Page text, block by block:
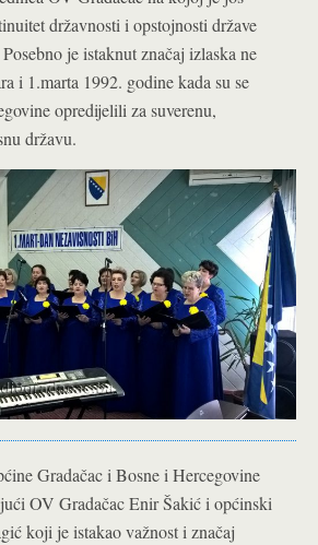
državnosti i opstojnosti države
je istaknut značaj izlaska ne
i 1.marta 1992. godine kada su se
opredijelili za suverenu,
državu.
Gradačac i Bosne i Hercegovine
OV Gradačac Enir Šakić i općinski
koji je istakao važnost i značaj